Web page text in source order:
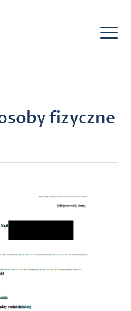
fizyczne